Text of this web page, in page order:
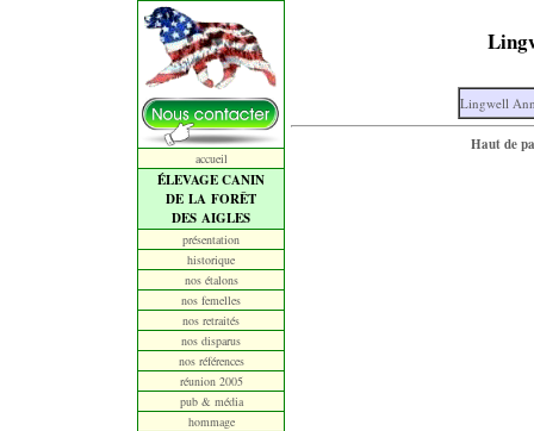
accueil
ÉLEVAGE CANIN
DE LA FORÊT
DES AIGLES
présentation
historique
nos étalons
nos femelles
nos retraités
nos disparus
nos références
réunion 2005
pub & média
hommage
Lingwell
Haut de